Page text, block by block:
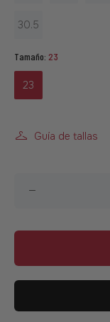
30.5
Tamaño: 23
23
Guía de tallas